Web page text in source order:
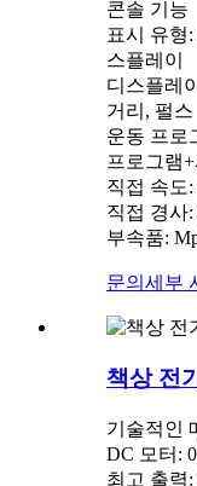
콘솔 기능
표시 유형
스플레이
디스플레
거리, 펄스
운동 프로
프로그램
직접 속도:
직접 경사:
부속품:
문의 세부
책상 전
기술적인
DC 모터:
최고 출력: